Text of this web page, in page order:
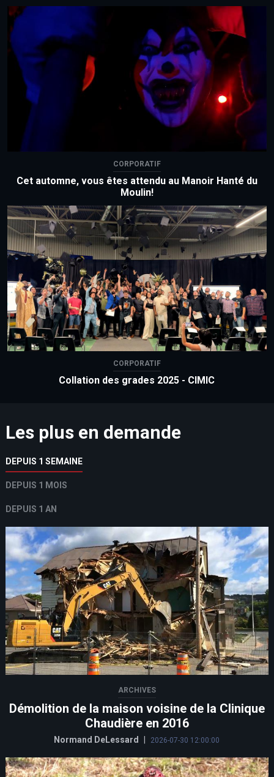
CORPORATIF
Cet automne, vous êtes attendu au Manoir Hanté du
Moulin!
CORPORATIF
Collation des grades 2025 - CIMIC
Les plus en demande
DEPUIS 1 SEMAINE
DEPUIS 1 MOIS
DEPUIS 1 AN
ARCHIVES
Démolition de la maison voisine de la Clinique
Chaudière en 2016
Normand DeLessard 2026-07-30 12:00:00